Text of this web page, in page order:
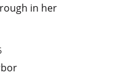
in her